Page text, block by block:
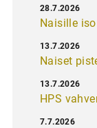
Naisille
28.7.2026
Naiset
13.7.2026
HPS
13.7.2026
7.7.2026